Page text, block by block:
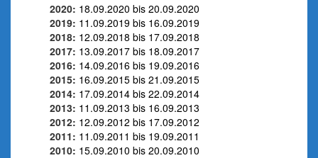
2020: 18.09.2020 bis 20.09.2020
2019: 11.09.2019 bis 16.09.2019
2018: 12.09.2018 bis 17.09.2018
2017: 13.09.2017 bis 18.09.2017
2016: 14.09.2016 bis 19.09.2016
2015: 16.09.2015 bis 21.09.2015
2014: 17.09.2014 bis 22.09.2014
2013: 11.09.2013 bis 16.09.2013
2012: 12.09.2012 bis 17.09.2012
2011: 11.09.2011 bis 19.09.2011
2010: 15.09.2010 bis 20.09.2010